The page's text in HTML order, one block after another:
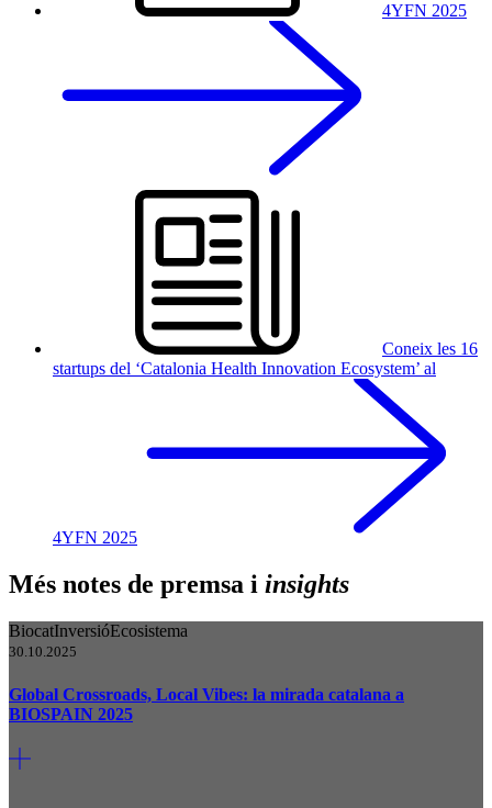
4YFN 2025
Coneix les 16
startups del ‘Catalonia Health Innovation Ecosystem’ al
4YFN 2025
Més notes de premsa i insights
BiocatInversióEcosistema
30.10.2025
Global Crossroads, Local Vibes: la mirada catalana a
BIOSPAIN 2025